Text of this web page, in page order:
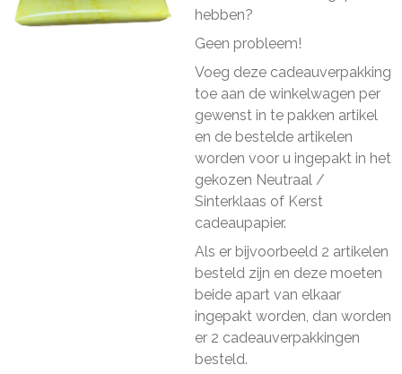
hebben?
Geen probleem!
Voeg deze cadeauverpakking
toe aan de winkelwagen per
gewenst in te pakken artikel
en de bestelde artikelen
worden voor u ingepakt in het
gekozen Neutraal /
Sinterklaas of Kerst
cadeaupapier.
Als er bijvoorbeeld 2 artikelen
besteld zijn en deze moeten
beide apart van elkaar
ingepakt worden, dan worden
er 2 cadeauverpakkingen
besteld.